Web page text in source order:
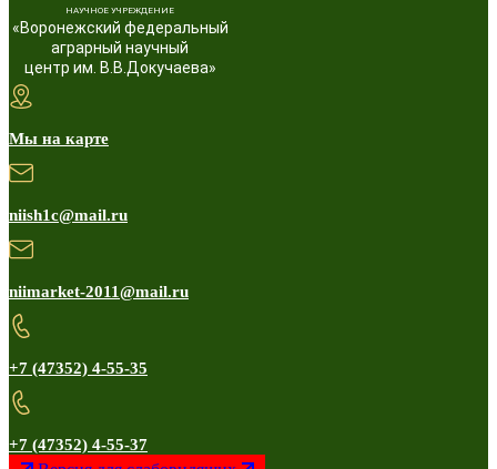
НАУЧНОЕ УЧРЕЖДЕНИЕ
«Воронежский федеральный
аграрный научный
центр им. В.В.Докучаева»
Мы на карте
niish1c@mail.ru
niimarket-2011@mail.ru
+7 (47352) 4-55-35
+7 (47352) 4-55-37